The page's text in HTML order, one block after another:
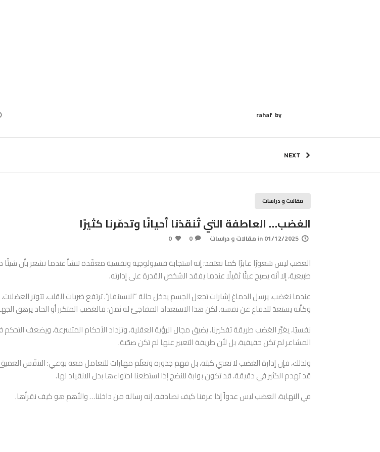
by
rahaf
NEXT
مقالات و دراسات
الغضب… العاطفة التي تُنقذنا أحيانًا وتدمّرنا كثيرًا
01/12/2025
in مقالات و دراسات 0
0
الغضب ليس شعورًا عابرًا كما نعتقد؛ إنه استجابة فسيولوجية ونفسية معقّدة تنشأ عندما نشعر بأن شيئًا
طبيعية، إلا أنه يصبح عبئًا ثقيلًا عندما يفقد الشخص القدرة على إدارته.
عندما نغضب، يرسل الدماغ إشارات تجعل الجسم يدخل حالة “الاستنفار”. ترتفع ضربات القلب، تتوتر
وكأنه يستعدّ للدفاع عن نفسه. لكن هذا الاستعداد المفاجئ له ثمن؛ فالغضب المتكرر أو الحاد يرهق
نفسيًا، يغيِّر الغضب طريقة تفكيرنا. يضيق مجال الرؤية العقلية، وتزداد الأحكام المتسرعة، ويضعف
المشاعر لم تكن حقيقية، بل لأن طريقة التعبير عنها لم تكن صحّية.
ولذلك، فإن إدارة الغضب لا تعني كبته، بل فهم جذوره وتعلّم مهارات للتعامل معه بوعي: التنفّس
قد تهدم الكثير في دقيقة، قد تكون بوابة للنضج إذا استطعنا احتواءها بدل الانقياد لها.
في النهاية، الغضب ليس عدواً إذا عرفنا كيف نصادقه. إنه رسالة من داخلنا… والأهم هو كيف نقرأها.